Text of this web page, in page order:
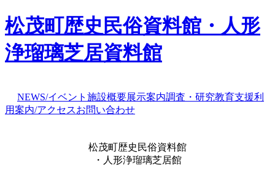
松茂町歴史民俗資料館・人形
浄瑠璃芝居資料館
NEWS/イベント 施設概要展示案内調査・研究教育支援利
用案内/アクセスお問い合わせ
松茂町歴史民俗資料館
・人形浄瑠璃芝居館